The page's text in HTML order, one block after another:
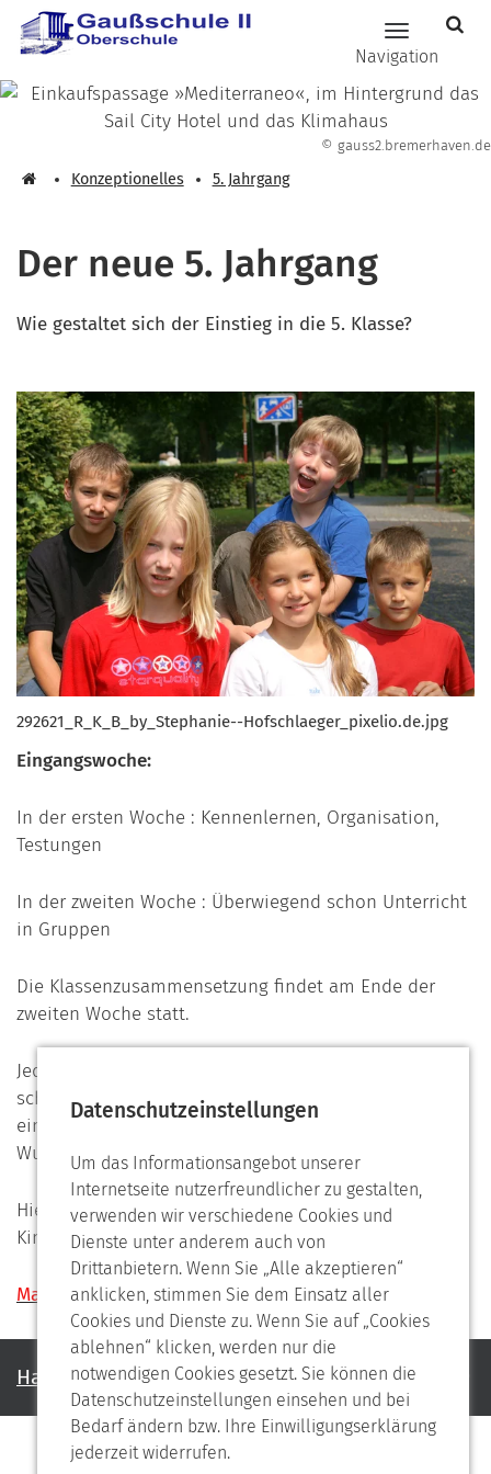
Datenschutzeinstellungen
Um das Informationsangebot unserer
Internetseite nutzerfreundlicher zu gestalten,
verwenden wir verschiedene Cookies und
Dienste unter anderem auch von
Drittanbietern. Wenn Sie „Alle akzeptieren“
anklicken, stimmen Sie dem Einsatz aller
Cookies und Dienste zu. Wenn Sie auf „Cookies
ablehnen“ klicken, werden nur die
notwendigen Cookies gesetzt. Sie können die
Datenschutzeinstellungen einsehen und bei
Bedarf ändern bzw. Ihre Einwilligungserklärung
jederzeit widerrufen.
Zum Hauptinhalt springen
Navigation
© gauss2.bremerhaven.de
Konzeptionelles 5. Jahrgang
Der neue 5. Jahrgang
Wie gestaltet sich der Einstieg in die 5. Klasse?
292621_R_K_B_by_Stephanie--Hofschlaeger_pixelio.de.jpg
Eingangswoche:
In der ersten Woche : Kennenlernen, Organisation,
Testungen
In der zweiten Woche : Überwiegend schon Unterricht
in Gruppen
Die Klassenzusammensetzung findet am Ende der
zweiten Woche statt.
Jedes Kind darf dann 3 Wünsche auf eine Wunschliste
schreiben, mit welchem anderen Kind es gerne in
einer Klasse sein möchte. Die Schule
Wunsch zu erfüllen.
Hier finden Sie eine Liste mit Materialien, die die
Kinder ab Klasse 5 dabei haben sollten:
Materialliste SchülerInnen.pdf
Haben Sie noch Fragen?